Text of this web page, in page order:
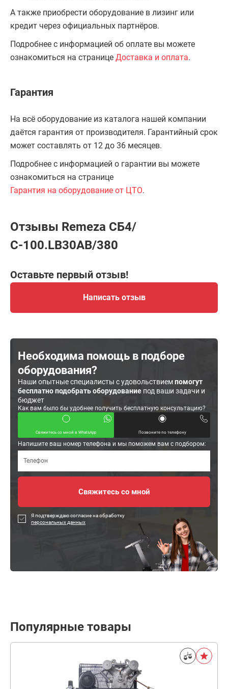
А также приобрести оборудование в лизинг или
кредит через официальных партнёров.
Подробнее с информацией об оплате вы можете
ознакомиться на странице Доставка и оплата.
Гарантия
На всё оборудование из каталога нашей компании
даётся гарантия от производителя. Гарантийный срок
может составлять от 12 до 36 месяцев.
Подробнее с информацией о гарантии вы можете
ознакомиться на странице
Гарантия на оборудование от ЦТО.
Отзывы Remeza СБ4/
С-100.LB30АВ/380
Оставьте первый отзыв!
Написать отзыв
Необходима помощь в подборе
оборудования?
Наши опытные специалисты с удовольствиемпомогут
бесплатно подобрать оборудование под ваши задачи и
бюджет
Как вам было бы удобнее получить бесплатную консультацию?
Свяжитесь со мной в WhatsApp Позвоните по телефону
Напишите ваш номер телефона и мы поможем вам с подбором:
Я подтверждаю согласие на обработку
персональных данных
Популярные товары